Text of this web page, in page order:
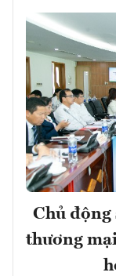
Chủ động
thương